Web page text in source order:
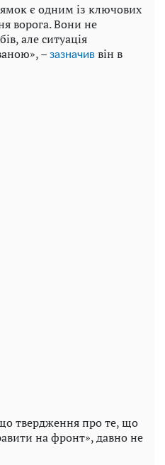
є одним із ключових
ворога. Вони не
але ситуація
– зазначив він в
твердження про те, що
на фронт», давно не